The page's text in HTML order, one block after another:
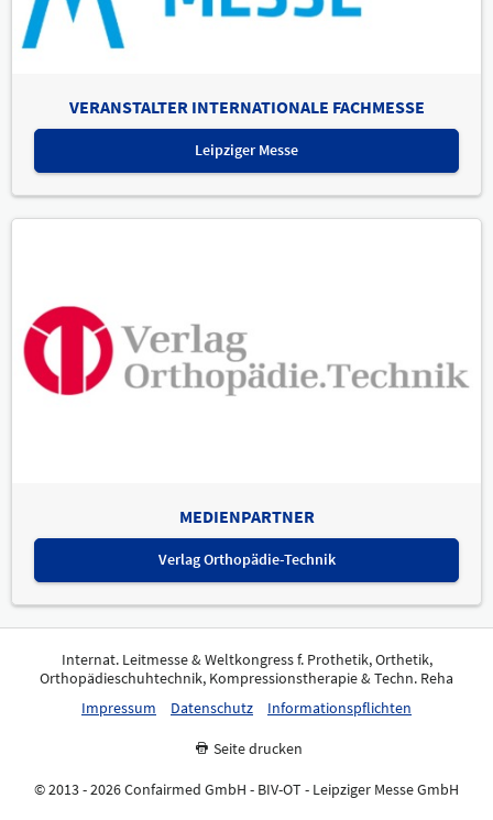
VERANSTALTER INTERNATIONALE FACHMESSE
Leipziger Messe
MEDIENPARTNER
Verlag Orthopädie-Technik
Internat. Leitmesse & Weltkongress f. Prothetik, Orthetik,
Orthopädieschuhtechnik, Kompressionstherapie & Techn. Reha
Impressum
Datenschutz Informationspflichten
Seite drucken
© 2013 - 2026 Confairmed GmbH - BIV-OT - Leipziger Messe GmbH